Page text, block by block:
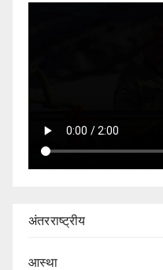
अंतरराष्ट्रीय
आस्था